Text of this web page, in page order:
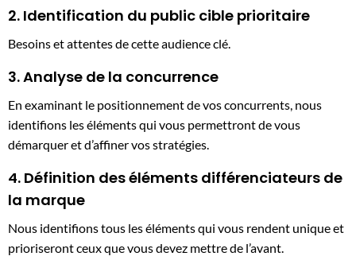
2. Identification du public cible prioritaire
Besoins et attentes de cette audience clé.
3. Analyse de la concurrence
En examinant le positionnement de vos concurrents, nous
identifions les éléments qui vous permettront de vous
démarquer et d’affiner vos stratégies.
4. Définition des éléments différenciateurs de
la marque
Nous identifions tous les éléments qui vous rendent unique et
prioriseront ceux que vous devez mettre de l’avant.